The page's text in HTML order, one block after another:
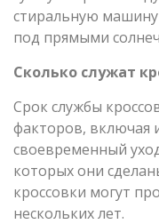
стиральную машину
под прямыми
Сколько служат
Срок службы
факторов, включая
своевременный
которых они
кроссовки могут
нескольких лет.